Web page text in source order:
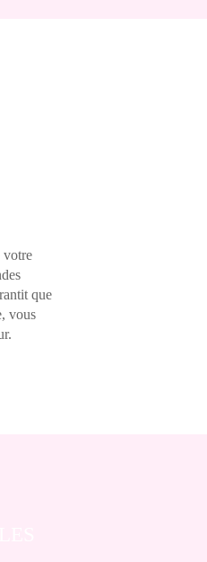
votre
que
vous